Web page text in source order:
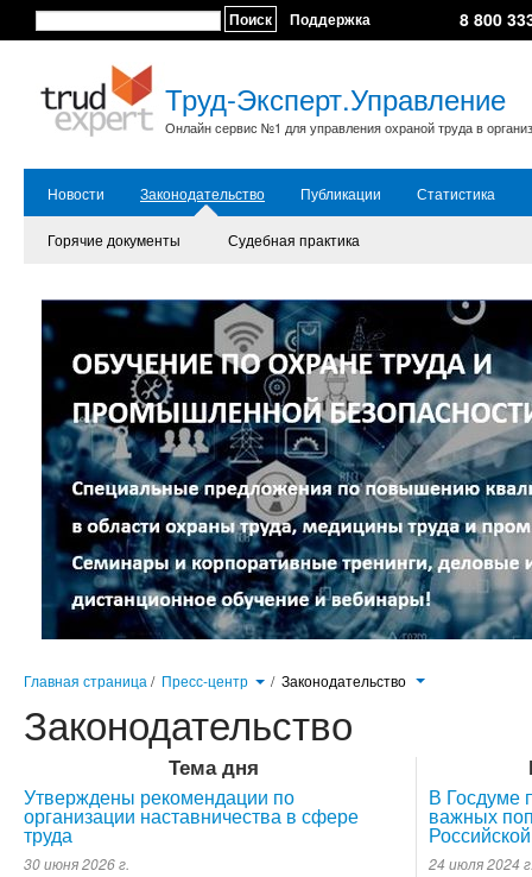
Поиск Поддержка 8 800
Труд-Эксперт.Управление
Онлайн сервис №1 для управления охраной труда в
Новости Законодательство Публикации Статистика
Горячие документы Судебная практика
Главная страница / Пресс-центр / Законодательство
Законодательство
Тема дня
Утверждены рекомендации по
организации наставничества в сфере
труда
30 июня 2026 г.
В Госдуме
важных
24 июля 2024